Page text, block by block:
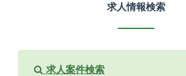
求人情報検索
求人案件検索